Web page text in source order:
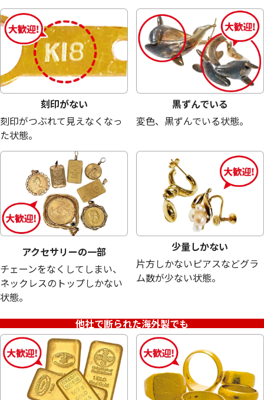
18金 (K18) メガネ
23.6g
参考買取価格
530,300円
18金 (K18) メガネ
22.7g
参考買取価格
510,100円
18金 (K18) メガネ
20.0g
参考買取価格
24金 (K24) ネック
13.5g
刻印がない
刻印がつぶれて見えなくなっ
た状態。
黒ずんでいる
変色、黒ずんでいる状態。
アクセサリーの一部
チェーンをなくしてしまい、
ネックレスのトップしかない
状態。
少量しかない
片方しかないピアスなどグラ
ム数が少ない状態。
他社で断られた海外製でも